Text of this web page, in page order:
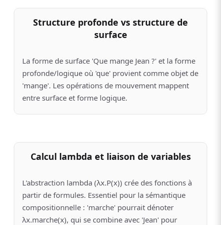
Structure profonde vs structure de
surface
La forme de surface 'Que mange Jean ?' et la forme
profonde/logique où 'que' provient comme objet de
'mange'. Les opérations de mouvement mappent
entre surface et forme logique.
Calcul lambda et liaison de variables
L'abstraction lambda (λx.P(x)) crée des fonctions à
partir de formules. Essentiel pour la sémantique
compositionnelle : 'marche' pourrait dénoter
λx.marche(x), qui se combine avec 'Jean' pour